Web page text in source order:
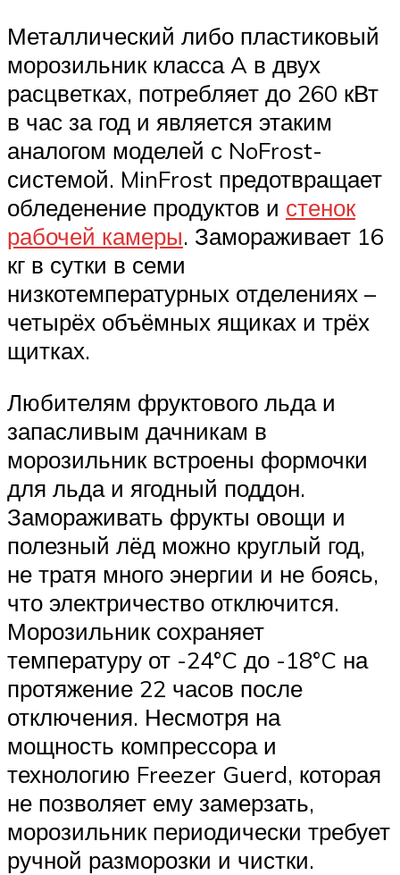
Металлический либо пластиковый
морозильник класса A в двух
расцветках, потребляет до 260 кВт
в час за год и является этаким
аналогом моделей с NoFrost-
системой. MinFrost предотвращает
обледенение продуктов и стенок
рабочей камеры. Замораживает 16
кг в сутки в семи
низкотемпературных отделениях –
четырёх объёмных ящиках и трёх
щитках.
Любителям фруктового льда и
запасливым дачникам в
морозильник встроены формочки
для льда и ягодный поддон.
Замораживать фрукты овощи и
полезный лёд можно круглый год,
не тратя много энергии и не боясь,
что электричество отключится.
Морозильник сохраняет
температуру от -24°C до -18°C на
протяжение 22 часов после
отключения. Несмотря на
мощность компрессора и
технологию Freezer Guerd, которая
не позволяет ему замерзать,
морозильник периодически требует
ручной разморозки и чистки.